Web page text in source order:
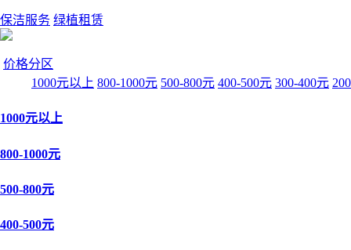
保洁服务 绿植租赁
价格分区
1000元以上 800-1000元 500-800元 400-500元 300-400元
1000元以上
800-1000元
500-800元
400-500元